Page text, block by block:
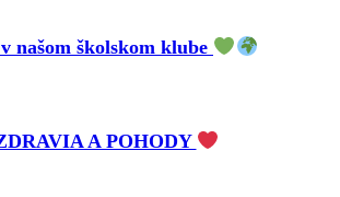
našom školskom klube
A POHODY